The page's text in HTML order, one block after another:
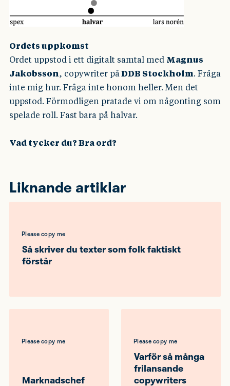
Ordets uppkomst
Ordet uppstod i ett digitalt samtal med Magnus
Jakobsson, copywriter på DDB Stockholm. Fråga
inte mig hur. Fråga inte honom heller. Men det
uppstod. Förmodligen pratade vi om någonting som
spelade roll. Fast bara på halvar.
Vad tycker du? Bra ord?
Liknande artiklar
Please copy me
Så skriver du texter som folk faktiskt
förstår
Please copy me
Marknadschef
Please copy me
Varför så många
frilansande
copywriters